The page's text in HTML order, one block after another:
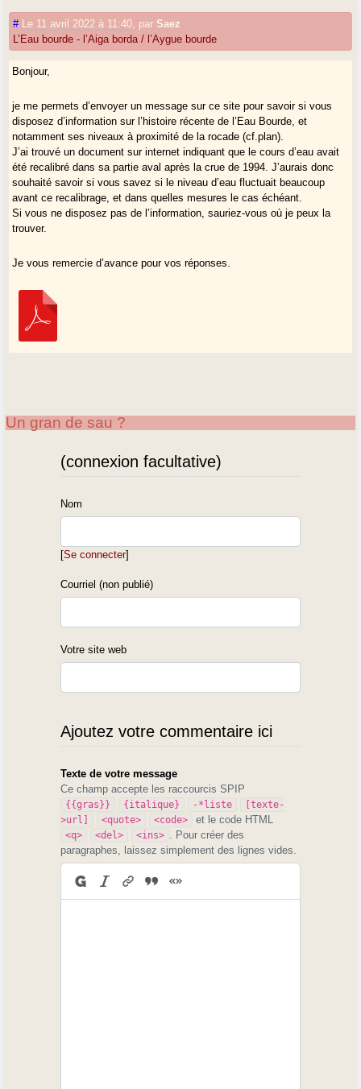
# Le 11 avril 2022 à 11:40 parSaez
L’Eau bourde - l’Aiga borda / l’Aygue bourde
Bonjour,
je me permets d’envoyer un message sur ce site pour savoir si vous
disposez d’information sur l’histoire récente de l’Eau Bourde, et
notamment ses niveaux à proximité de la rocade (cf.plan).
J’ai trouvé un document sur internet indiquant que le cours d’eau avait
été recalibré dans sa partie aval après la crue de 1994. J’aurais donc
souhaité savoir si vous savez si le niveau d’eau fluctuait beaucoup
avant ce recalibrage, et dans quelles mesures le cas échéant.
Si vous ne disposez pas de l’information, sauriez-vous où je peux la
trouver.
Je vous remercie d’avance pour vos réponses.
Un gran de sau ?
(connexion facultative)
Nom
[Se connecter]
Courriel (non publié)
Votre site web
Ajoutez votre commentaire ici
Texte de votre message
Ce champ accepte les raccourcis SPIP
{{gras}} {italique} -*liste
[texte-
>url]
<quote> <code> et le code HTML
<q> <del> <ins>
. Pour créer des
paragraphes, laissez simplement des lignes vides.